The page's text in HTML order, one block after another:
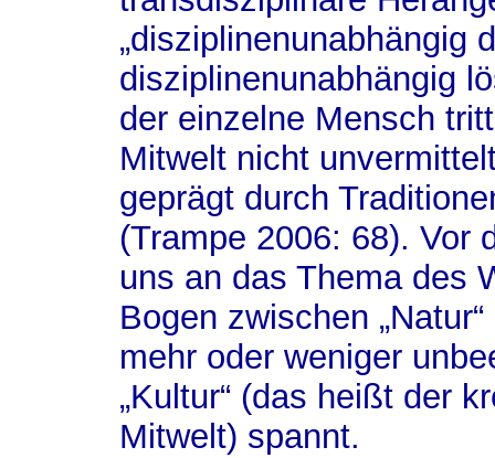
„disziplinenunabhängig
disziplinenunabhängig
der einzelne Mensch
Mitwelt nicht
geprägt durch
(Trampe 2006: 68). Vor
uns an das Thema des
Bogen zwischen
mehr oder weniger
„Kultur“ (das heißt der
Mitwelt) spannt.